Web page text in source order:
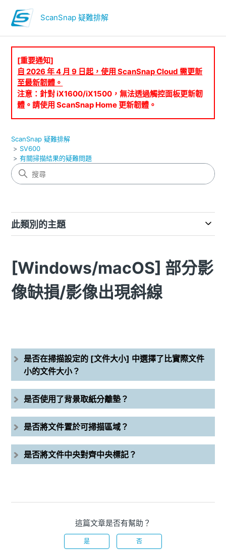
ScanSnap 疑難排解
[重要通知]
自 2026 年 4 月 9 日起，使用 ScanSnap Cloud 需更新
至最新韌體。
注意：針對 iX1600/iX1500，無法透過觸控面板更新韌
體。請使用 ScanSnap Home 更新韌體。
ScanSnap 疑難排解
SV600
有關掃描結果的疑難問題
此類別的主題
[Windows/macOS] 部分影
像缺損/影像出現斜線
是否在掃描設定的 [文件大小] 中選擇了比實際文件
小的文件大小？
是否使用了背景取紙分離墊？
是否將文件置於可掃描區域？
是否將文件中央對齊中央標記？
這篇文章是否有幫助？
是 否